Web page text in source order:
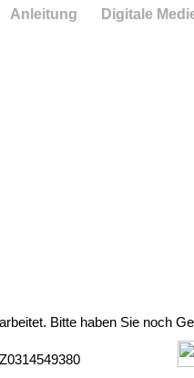
Bitte haben Sie noch
Anleitung Digitale